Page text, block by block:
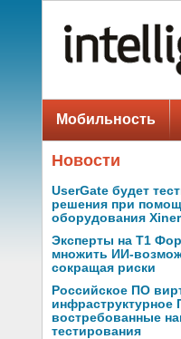
Мобильность
Новости
UserGate будет
решения при
оборудования
Эксперты на Т1
множить ИИ-
сокращая риски
Российское ПО
востребованные
тестирования